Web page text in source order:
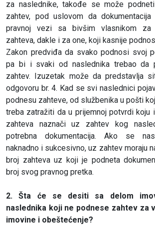
za naslednike, takođe se može
zahtev, pod uslovom da
pravnoj vezi sa bivšim vlasnikom za
zahteva, dakle i za one, koji kasnije
Zakon predviđa da svako podnosi svoj
pa bi i svaki od naslednika trebao da
zahtev. Izuzetak može da predstavlja
odgovoru br. 4. Kad se svi naslednici
podnesu zahteve, od službenika u pošti
treba zatražiti da u prijemnoj potvrdi koju
zahteva naznači uz zahtev kog
potrebna dokumentacija. Ako se
naknadno i sukcesivno, uz zahtev moraju
broj zahteva uz koji je podneta
broj svog pravnog pretka.
2. Šta će se desiti sa delom
naslednika koji ne podnese zahtev za
imovine i obeštećenje?